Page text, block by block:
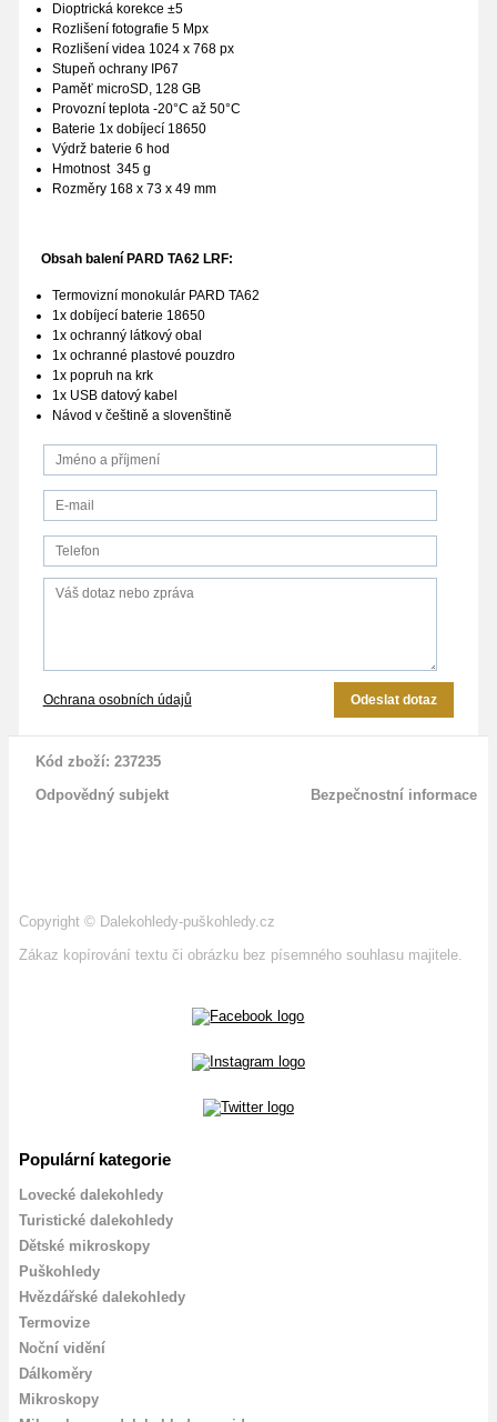
Dioptrická korekce ±5
Rozlišení fotografie 5 Mpx
Rozlišení videa 1024 x 768 px
Stupeň ochrany IP67
Paměť microSD, 128 GB
Provozní teplota -20°C až 50°C
Baterie 1x dobíjecí 18650
Výdrž baterie 6 hod
Hmotnost 345 g
Rozměry 168 x 73 x 49 mm
Obsah balení PARD TA62 LRF:
Termovizní monokulár PARD TA62
1x dobíjecí baterie 18650
1x ochranný látkový obal
1x ochranné plastové pouzdro
1x popruh na krk
1x USB datový kabel
Návod v češtině a slovenštině
Ochrana osobních údajů Odeslat dotaz
Kód zboží: 237235
Odpovědný subjekt
Bezpečnostní informace
Copyright © Dalekohledy-puškohledy.cz
Zákaz kopírování textu či obrázku bez písemného souhlasu majitele.
Populární kategorie
Lovecké dalekohledy
Turistické dalekohledy
Dětské mikroskopy
Puškohledy
Hvězdářské dalekohledy
Termovize
Noční vidění
Dálkoměry
Mikroskopy